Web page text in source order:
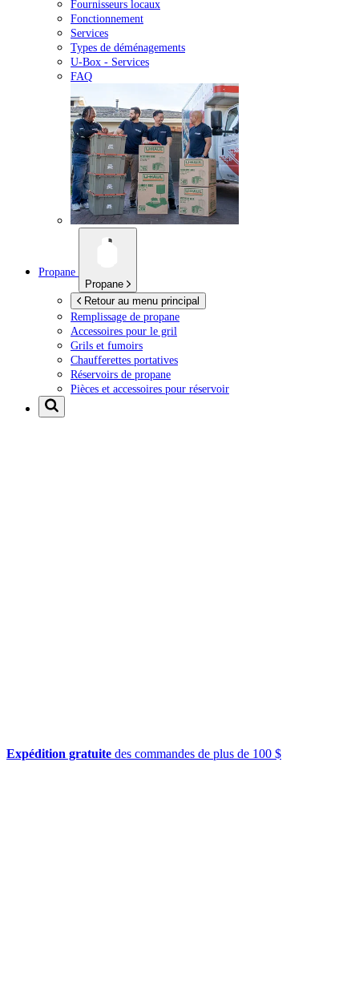
Fournisseurs locaux
Fonctionnement
Services
Types de déménagements
U-Box - Services
FAQ
Propane
Propane
Retour au menu principal
Remplissage de propane
Accessoires pour le gril
Grils et fumoirs
Chaufferettes portatives
Réservoirs de propane
Pièces et accessoires pour réservoir
Expédition gratuite des commandes de plus de 100 $